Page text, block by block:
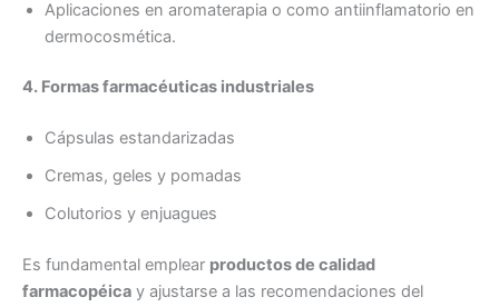
Aplicaciones en aromaterapia o como antiinflamatorio en
dermocosmética.
4. Formas farmacéuticas industriales
Cápsulas estandarizadas
Cremas, geles y pomadas
Colutorios y enjuagues
Es fundamental emplear productos de calidad
farmacopéica y ajustarse a las recomendaciones del